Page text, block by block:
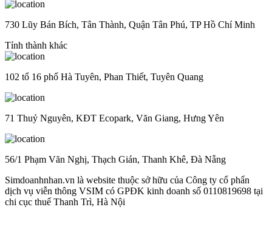
730 Lũy Bán Bích, Tân Thành, Quận Tân Phú, TP Hồ Chí Minh
Tỉnh thành khác
102 tổ 16 phố Hà Tuyên, Phan Thiết, Tuyên Quang
71 Thuỷ Nguyên, KĐT Ecopark, Văn Giang, Hưng Yên
56/1 Phạm Văn Nghị, Thạch Gián, Thanh Khê, Đà Nẵng
Simdoanhnhan.vn là website thuộc sở hữu của Công ty cổ phẩn
dịch vụ viễn thông VSIM có GPĐK kinh doanh số 0110819698 tại
chi cục thuế Thanh Trì, Hà Nội